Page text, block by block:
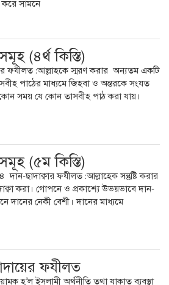
করে সামনে
(৪র্থ কিস্তি)
ফযীলত :আল্লাহকে স্মরণ করার অন্যতম একটি
পাঠের মাধ্যমে জিহবা ও অন্তরকে সংযত
কোন সময় যে কোন তাসবীহ পাঠ করা যায়।
(৫ম কিস্তি)
দান-ছাদাক্বার ফযীলত :আল্লাহ্কে সন্তুষ্টি করার
করা। গোপনে ও প্রকাশ্যে উভয়ভাবে দান-
দানের নেকী বেশী। দানের মাধ্যমে
ফযীলত
হ’ল ইসলামী অর্থনীতি তথা যাকাত ব্যবস্থা